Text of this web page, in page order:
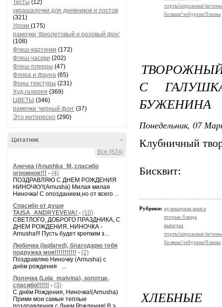
Тесты (12)
украшалочки для дневников и постов
(321)
Уроки (175)
рамочки 'фиолетовый и розовый фон'
(108)
Флеш-картинки (172)
Флеш-часики (202)
Флеш-плееры (47)
Флора и фауна (65)
Фоны текстуры (231)
Худ.галерея (369)
ЦВЕТЫ (346)
рамочки 'черный фон' (37)
Это интересно (290)
-
Цитатник
Все (824)
Анечка (Anushka_M, спасибо
огромное!!! - (4)
ПОЗДРАВЛЯЮ С ДНЕМ РОЖДЕНИЯ
НИНОЧКУ!(Arnusha) Милая милая
Ниночка! С опозданием,но от всего ...
Спасибо от души
TAISA_ANDRYEVEVA! - (10)
СВЕТЛОГО, ДОБРОГО ПРАЗДНИКА, С
ДНЕМ РОЖДЕНИЯ, НИНОЧКА -
Arnusha!!! Пусть будет крепким з...
Любочка (laplared), благодарю тебя
подружка моя!!!!!!!!!!! - (2)
Поздравляю Ниночку (Arnusha) с
днём рождения ...
Лолочка (Lola_malvina), золотце,
спасибо!!!!!! - (3)
С днём Рождения, Ниночка!(Аrnusha)
Прими мои самые теплые
беляши'чебуреки'блины
С
БУЖЕНИНА
Понедельник, 07
Клубничный
Бисквит:
Рубрики: кулинарная книга
вторые блюда
выпечка
беляши'чебуреки'блины